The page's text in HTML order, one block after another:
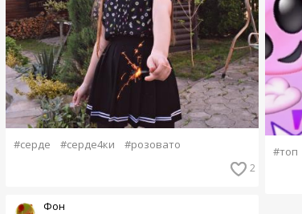
#серде #серде4ки #розовато
2
Фон
#топ